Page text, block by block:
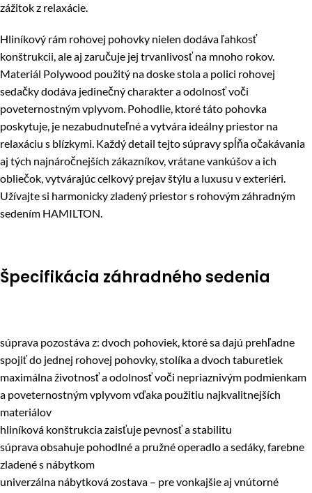
zážitok z relaxácie.
Hliníkový rám rohovej pohovky nielen dodáva ľahkosť
konštrukcii, ale aj zaručuje jej trvanlivosť na mnoho rokov.
Materiál Polywood použitý na doske stola a polici rohovej
sedačky dodáva jedinečný charakter a odolnosť voči
poveternostným vplyvom. Pohodlie, ktoré táto pohovka
poskytuje, je nezabudnuteľné a vytvára ideálny priestor na
relaxáciu s blízkymi. Každý detail tejto súpravy spĺňa očakávania
aj tých najnáročnejších zákazníkov, vrátane vankúšov a ich
obliečok, vytvárajúc celkový prejav štýlu a luxusu v exteriéri.
Užívajte si harmonicky zladený priestor s rohovým záhradným
sedením HAMILTON.
Špecifikácia záhradného sedenia
súprava pozostáva z: dvoch pohoviek, ktoré sa dajú prehľadne
spojiť do jednej rohovej pohovky, stolíka a dvoch taburetiek
maximálna životnosť a odolnosť voči nepriaznivým podmienkam
a poveternostným vplyvom vďaka použitiu najkvalitnejších
materiálov
hliníková konštrukcia zaisťuje pevnosť a stabilitu
súprava obsahuje pohodlné a pružné operadlo a sedáky, farebne
zladené s nábytkom
univerzálna nábytková zostava – pre vonkajšie aj vnútorné